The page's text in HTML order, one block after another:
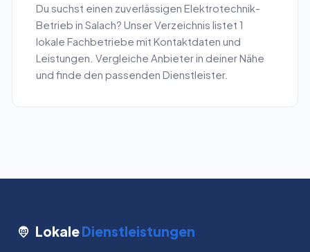
Du suchst einen zuverlässigen Elektrotechnik-
Betrieb in Salach? Unser Verzeichnis listet 1
lokale Fachbetriebe mit Kontaktdaten und
Leistungen. Vergleiche Anbieter in deiner Nähe
und finde den passenden Dienstleister.
LokaleDienstleistungen